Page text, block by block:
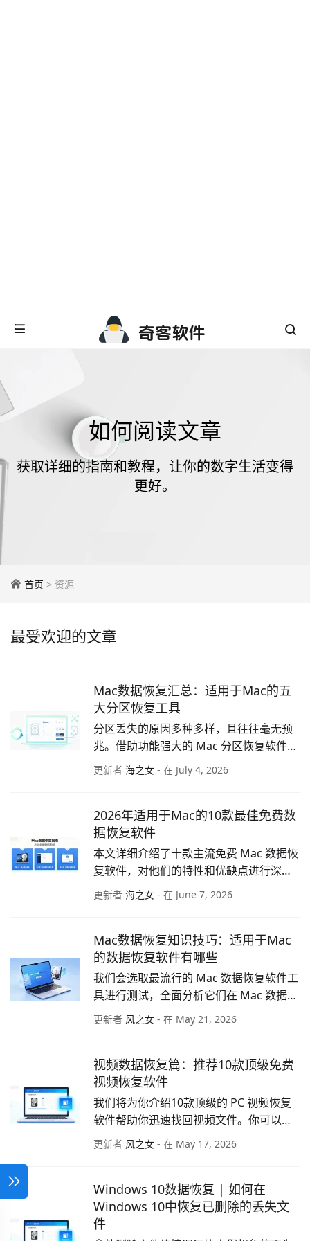
如何阅读文章
获取详细的指南和教程，让你的数字生活变得
更好。
首页 > 资源
最受欢迎的文章
Mac数据恢复汇总：适用于Mac的五
大分区恢复工具
分区丢失的原因多种多样，且往往毫无预
兆。借助功能强大的 Mac 分区恢复软件，
用户能够轻松应对此类难题。如果你正在
寻找适用于 Mac 的最佳分区恢复工具，一
更新者 海之女 - 在 July 4, 2026
2026年适用于Mac的10款最佳免费数
据恢复软件
本文详细介绍了十款主流免费 Mac 数据恢
复软件，对他们的特性和优缺点进行深度
评测，以帮助你挑选出最适合自身需求、
无需支付任何费用即可实现 Mac 数据挽救
再是难事。
更新者 海之女 - 在 June 7, 2026
Mac数据恢复知识技巧：适用于Mac
的数据恢复软件有哪些
我们会选取最流行的 Mac 数据恢复软件工
具进行测试，全面分析它们在 Mac 数据恢
复过程中的主要功能、性能表现以及与
更新者 风之女 - 在 May 21, 2026
视频数据恢复篇：推荐10款顶级免费
视频恢复软件
我们将为你介绍10款顶级的 PC 视频恢复
软件帮助你迅速找回视频文件。你可以根
据自己的需要，选择最合适的免费视频恢
更新者 风之女 - 在 May 17, 2026
Windows 10数据恢复 | 如何在
Windows 10中恢复已删除的丢失文
件